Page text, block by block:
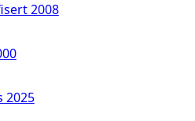
2008
2025